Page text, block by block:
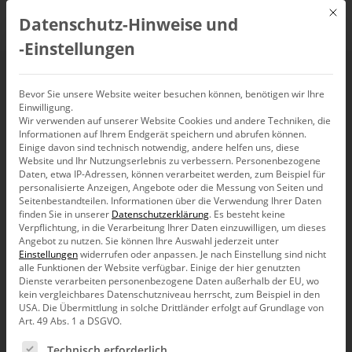
analog
Bissantz denkt nach
Mit
Datenschutz-Hinweise und
‑Einstellungen
Bevor Sie unsere Website weiter besuchen können, benötigen wir Ihre
Einwilligung.
Wir verwenden auf unserer Website Cookies und andere Techniken, die
Informationen auf Ihrem Endgerät speichern und abrufen können.
Einige davon sind technisch notwendig, andere helfen uns, diese
Website und Ihr Nutzungserlebnis zu verbessern. Personenbezogene
Daten, etwa IP-Adressen, können verarbeitet werden, zum Beispiel für
personalisierte Anzeigen, Angebote oder die Messung von Seiten und
Seitenbestandteilen. Informationen über die Verwendung Ihrer Daten
finden Sie in unserer Datenschutzerklärung. Es besteht keine
Verpflichtung, in die Verarbeitung Ihrer Daten einzuwilligen, um dieses
Angebot zu nutzen.Sie können Ihre Auswahl jederzeit unter
Einstellungenwiderrufen oder anpassen. Je nach Einstellung sind nicht
alle Funktionen der Website verfügbar. Einige der hier genutzten
Dienste verarbeiten personenbezogene Daten außerhalb der EU, wo
kein vergleichbares Datenschutzniveau herrscht, zum Beispiel in den
USA. Die Übermittlung in solche Drittländer erfolgt auf Grundlage von
Art. 49 Abs. 1 a DSGVO.
Es folgt eine Liste der Service-Gruppen, für die eine